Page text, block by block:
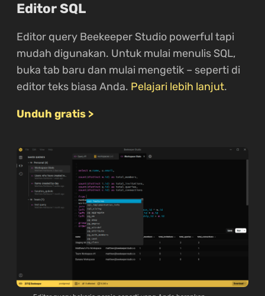
Editor SQL
Editor query Beekeeper Studio powerful tapi
mudah digunakan. Untuk mulai menulis SQL,
buka tab baru dan mulai mengetik – seperti di
editor teks biasa Anda. Pelajari lebih lanjut.
Unduh gratis >